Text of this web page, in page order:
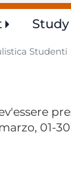
Study
Studenti
01-